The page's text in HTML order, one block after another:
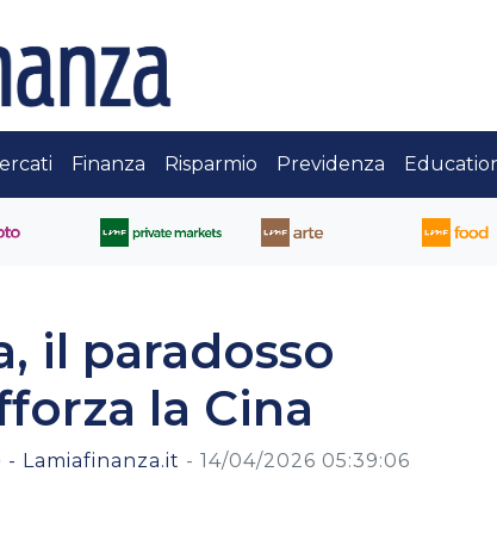
Finanza Risparmio Previdenza
il paradosso
la Cina
Lamiafinanza.it - 14/04/2026 05:39:06